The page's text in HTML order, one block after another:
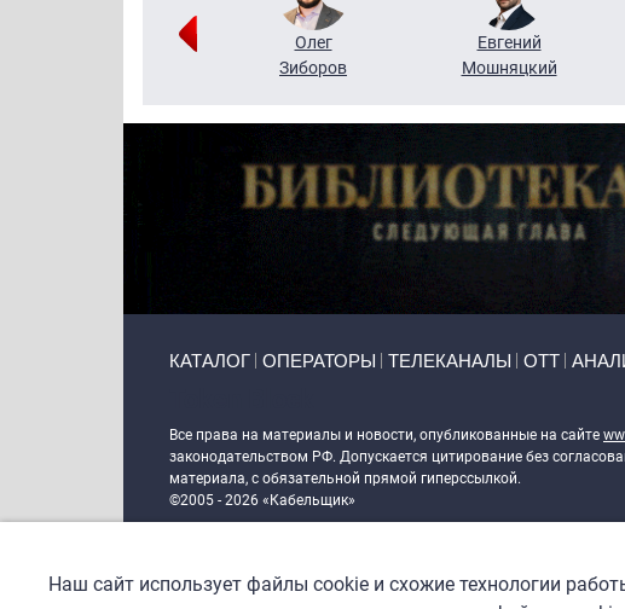
Олег
Зиборов
Евгений
Мошняцкий
КАТАЛОГ ОПЕРАТОРЫ ТЕЛЕКАНАЛЫ ОТТ
Все права на материалы и новости, опубликованные на сайте
законодательством РФ. Допускается цитирование без
материала, с обязательной прямой гиперссылкой.
©2005 - 2026 «Кабельщик»
DrupalCoder — поддержка сайта c 2017 года
Наш сайт использует файлы cookie и схожие технологии